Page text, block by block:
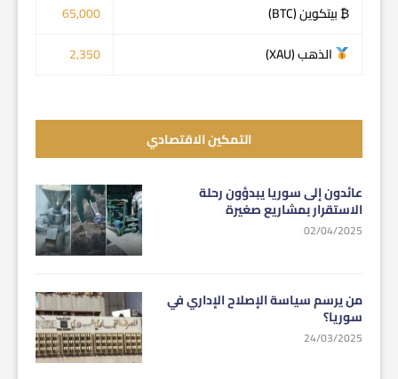
₿ بيتكوين (BTC)
65,000
الذهب (XAU)
2,350
التمكين الاقتصادي
عائدون إلى سوريا يبدؤون رحلة
الاستقرار بمشاريع صغيرة
02/04/2025
من يرسم سياسة الإصلاح الإداري في
سوريا؟
24/03/2025